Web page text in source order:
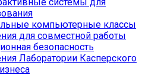
компьютерные классы
для совместной работы
безопасность
Лаборатории Касперского